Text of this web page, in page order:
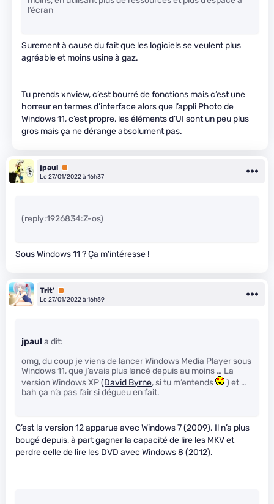
l’écran
Surement à cause du fait que les logiciels se veulent plus
agréable et moins usine à gaz.
Tu prends xnview, c’est bourré de fonctions mais c’est une
horreur en termes d’interface alors que l’appli Photo de
Windows 11, c’est propre, les éléments d’UI sont un peu plus
gros mais ça ne dérange absolument pas.
jpaul Premium
Le 27/01/2022 à 16h37
(reply:1926834:Z-os)
Sous Windows 11 ? Ça m’intéresse !
Trit’ Premium
Le 27/01/2022 à 16h59
jpaul a dit:
omg, du coup je viens de lancer Windows Media Player sous
Windows 11, que j’avais plus lancé depuis au moins … La
version Windows XP(David Byrne, si tu m’entends
) et …
bah ça n’a pas l’air si dégueu en fait.
C’est la version 12 apparue avec Windows 7 (2009). Il n’a plus
bougé depuis, à part gagner la capacité de lire les MKV et
perdre celle de lire les DVD avec Windows 8 (2012).